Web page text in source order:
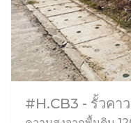
#H.CB3 - รั้วคา